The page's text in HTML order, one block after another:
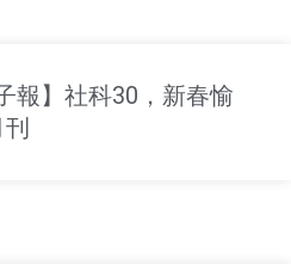
報】社科30，新春愉